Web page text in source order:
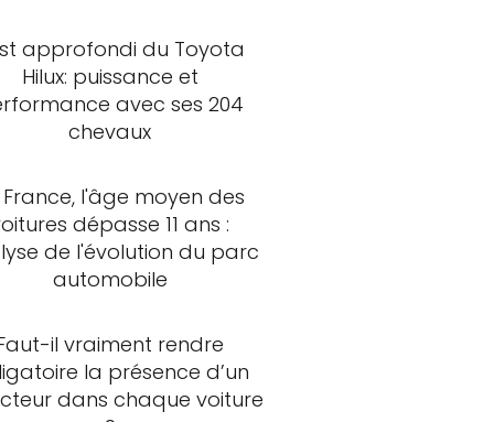
approfondi du Toyota
Hilux: puissance et
avec ses 204
chevaux
France, l'âge moyen des
dépasse 11 ans :
de l'évolution du parc
automobile
il vraiment rendre
la présence d’un
dans chaque voiture